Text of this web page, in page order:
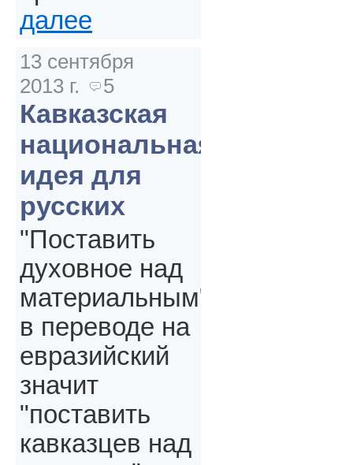
далее
13 сентября
2013 г.
5
Кавказская
национальная
идея для
русских
"Поставить
духовное над
материальным"
в переводе на
евразийский
значит
"поставить
кавказцев над